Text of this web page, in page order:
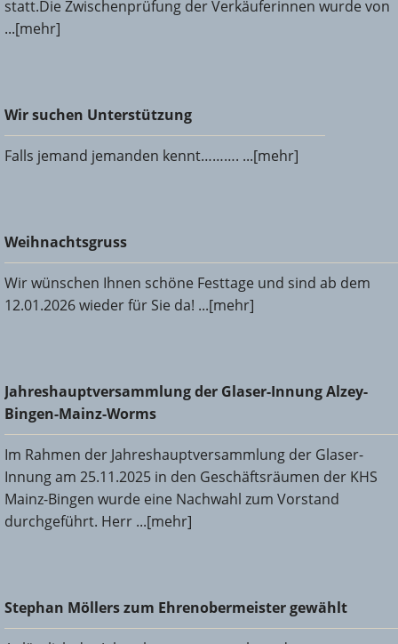
statt.Die Zwischenprüfung der Verkäuferinnen wurde von
...[mehr]
Wir suchen Unterstützung
Wir suchen Unterstützung
Falls jemand jemanden kennt………. ...[mehr]
Weihnachtsgruss
Weihnachtsgruss
Wir wünschen Ihnen schöne Festtage und sind ab dem
12.01.2026 wieder für Sie da! ...[mehr]
Jahreshauptversammlung der Glaser-Innung Alzey-Bingen-
Mainz-Worms
Jahreshauptversammlung der Glaser-Innung Alzey-
Bingen-Mainz-Worms
Im Rahmen der Jahreshauptversammlung der Glaser-
Innung am 25.11.2025 in den Geschäftsräumen der KHS
Mainz-Bingen wurde eine Nachwahl zum Vorstand
durchgeführt. Herr ...[mehr]
Stephan Möllers zum Ehrenobermeister gewählt
Stephan Möllers zum Ehrenobermeister gewählt